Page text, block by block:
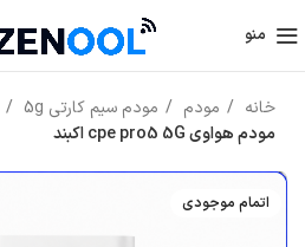
منو
خانه مودم
مودم سیم کارتی 5g
مودم هواوی cpe pro5 5G اکبند
اتمام موجودی